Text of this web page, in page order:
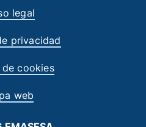
legal
privacidad
cookies
web